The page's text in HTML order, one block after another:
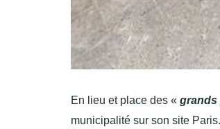
En lieu et place des « grands
municipalité sur son site